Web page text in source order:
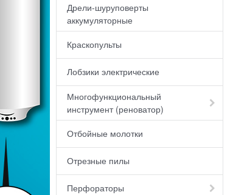
Дрели-шуруповерты
аккумуляторные
Краскопульты
Лобзики электрические
Многофункциональный
инструмент (реноватор)
Отбойные молотки
Отрезные пилы
Перфораторы